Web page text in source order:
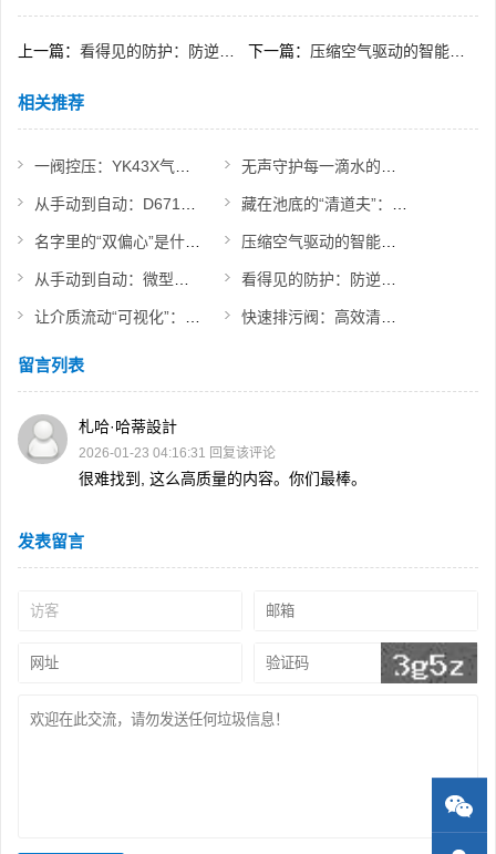
上一篇： 看得见的防护：防逆水封阀产品亮点展示 下一篇： 压缩空气驱动的智能开关：Q641F气动球阀价值体现
相关推荐
留言列表
札哈·哈蒂設計
2026-01-23 04:16:31 回复该评论
很难找到, 这么高质量的内容。你们最棒。
发表留言